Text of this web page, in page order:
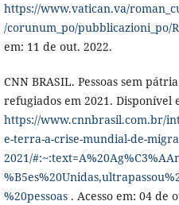
https://www.vatican.va/
/corunum_po/pubblicazioni_po/
em: 11 de out. 2022.
CNN BRASIL. Pessoas sem
refugiados em 2021. Disponível
https://www.cnnbrasil.com.br/
e-terra-a-crise-mundial-de-
2021/
%20pessoas. Acesso em: 04 de